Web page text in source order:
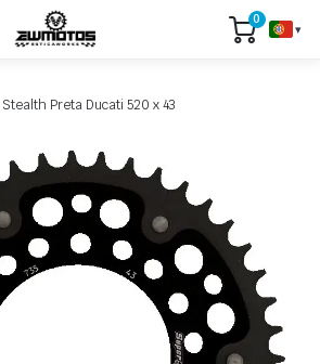
0
▾
Preta Ducati 520 x 43